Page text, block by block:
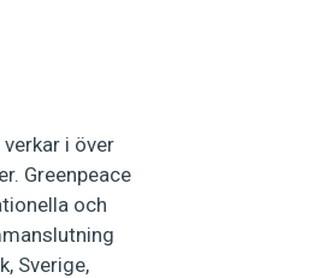
i över
Greenpeace
och
Sverige,